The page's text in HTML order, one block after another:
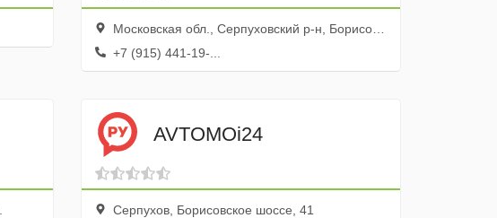
Московская обл., Серпуховский р-н, Борисово дер., Борисовское ш., 114
+7 (915) 441-19-...
AVTOMOi24
Серпухов, Борисовское шоссе, 41